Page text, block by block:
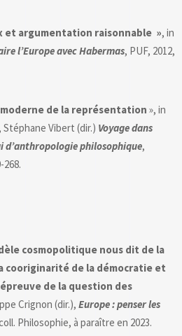
et argumentation raisonnable », in
l’Europe avec Habermas, PUF, 2012,
de la représentation », in
Stéphane Vibert (dir.) Voyage dans
d’anthropologie philosophique,
cosmopolitique nous dit de la
cooriginarité de la démocratie et
de la question des
Crignon (dir.), Europe : penser les
Philosophie, à paraître en 2023.